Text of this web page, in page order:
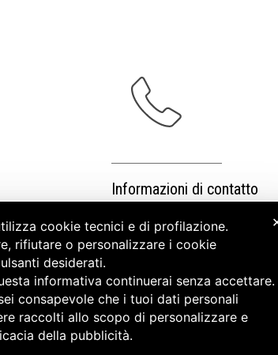
Informazioni di contatto
cookie tecnici e di profilazione.
rifiutare o personalizzare i cookie
desiderati.
informativa continuerai senza
consapevole che i tuoi dati personali
raccolti allo scopo di personalizzare e
della pubblicità.